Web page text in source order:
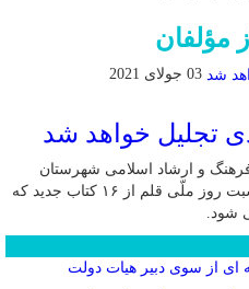
مؤلفان
03 جولای 2021
فرهنگ و ارشاد اسلامی شهرستان
محمودآباد گفت: در نظر است به مناسبت روز ملّی قلم از ۱۶ کتاب جدید که
شود.